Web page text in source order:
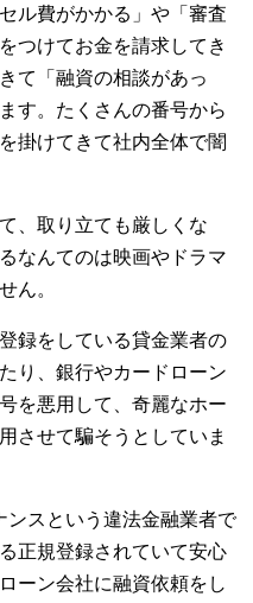
ル費がかかる」や「審査
つけてお金を請求してき
て「融資の相談があっ
す。たくさんの番号から
掛けてきて社内全体で闇
、取り立ても厳しくな
なんてのは映画やドラマ
ん。
録をしている貸金業者の
り、銀行やカードローン
を悪用して、奇麗なホー
させて騙そうとしていま
スという違法金融業者で
正規登録されていて安心
ーン会社に融資依頼をし